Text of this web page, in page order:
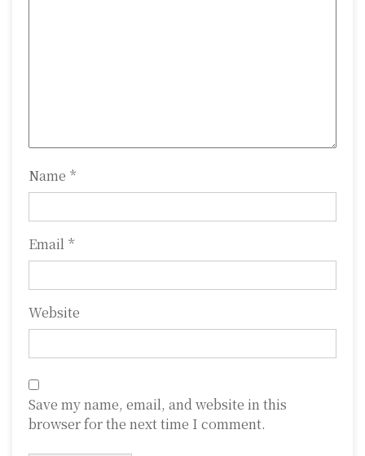
n
Name *
Email *
Website
Save my name, email, and website in this
browser for the next time I comment.